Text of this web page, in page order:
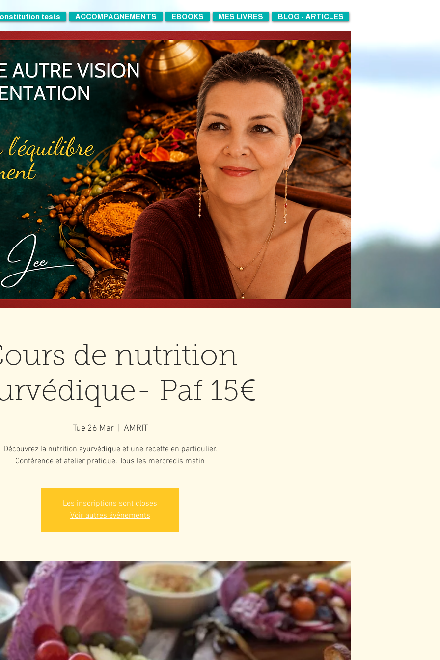
tests ACCOMPAGNEMENTS EBOOKS MES LIVRES BLOG - ARTICLES
de nutrition
Paf 15€
Tue 26 Mar
  |
AMRIT
Découvrez la nutrition ayurvédique et une recette en particulier.
Conférence et atelier pratique. Tous les mercredis matin
Les inscriptions sont closes
Voir autres événements